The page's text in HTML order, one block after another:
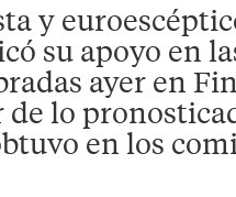
y
su apoyo en
ayer en
de lo
en los